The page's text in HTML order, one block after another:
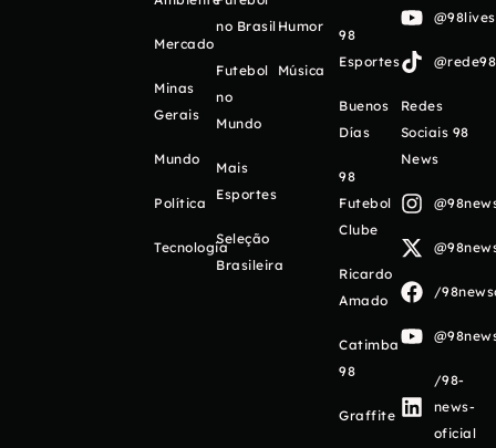
Mercado
Minas
Gerais
Mundo
Política
Tecnologia
no Brasil
Futebol
no
Mundo
Mais
Esportes
Seleção
Brasileira
Humor
Música
98
Esportes
Buenos
Días
98
Futebol
Clube
Ricardo
Amado
Catimba
98
Graffite
Redes
Sociais 98
News
/
/98-
news-
oficial